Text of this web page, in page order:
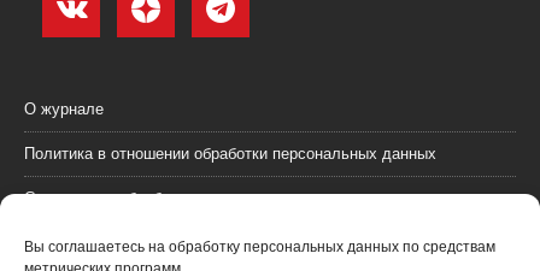
Вы соглашаетесь на обработку персональных данных по средствам
О журнале
Политика в отношении обработки персональных данных
Согласие на обработку персональных данных
Пользовательское соглашение (оферта)